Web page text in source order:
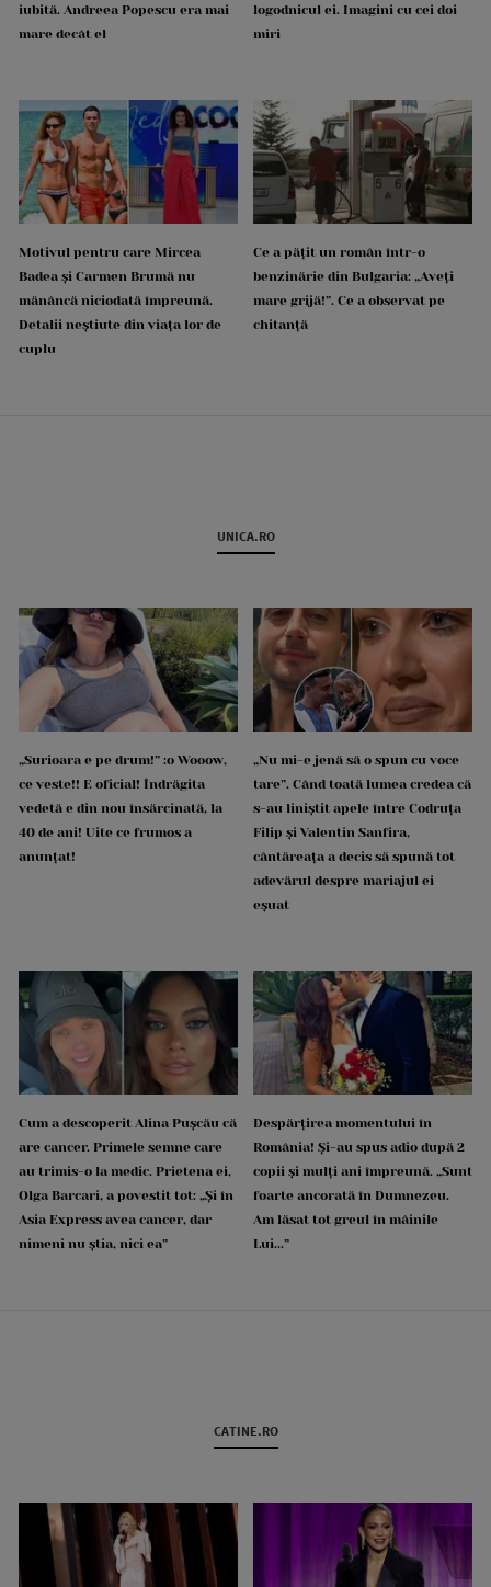
iubită. Andreea Popescu era mai
mare decât el
logodnicul ei. Imagini cu cei doi
miri
Motivul pentru care Mircea
Badea și Carmen Brumă nu
mănâncă niciodată împreună.
Detalii neștiute din viața lor de
cuplu
Ce a pățit un român într-o
benzinărie din Bulgaria: „Aveți
mare grijă!”. Ce a observat pe
chitanță
UNICA.RO
„Surioara e pe drum!” :o Wooow,
ce veste!! E oficial! Îndrăgita
vedetă e din nou însărcinată, la
40 de ani! Uite ce frumos a
anunțat!
„Nu mi-e jenă să o spun cu voce
tare”. Când toată lumea credea că
s-au liniștit apele între Codruța
Filip și Valentin Sanfira,
cântăreața a decis să spună tot
adevărul despre mariajul ei
eșuat
Cum a descoperit Alina Pușcău că
are cancer. Primele semne care
au trimis-o la medic. Prietena ei,
Olga Barcari, a povestit tot: „Și în
Asia Express avea cancer, dar
nimeni nu știa, nici ea”
Despărțirea momentului în
România! Și-au spus adio după 2
copii și mulți ani împreună. „Sunt
foarte ancorată în Dumnezeu.
Am lăsat tot greul în mâinile
Lui...”
CATINE.RO